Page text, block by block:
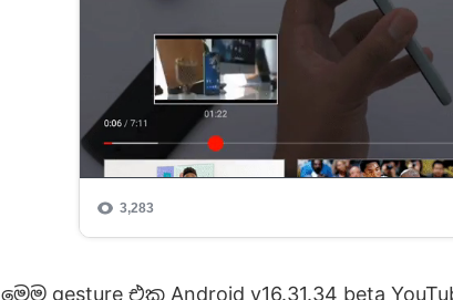
මෙම gesture එක Android v16.31.34 beta